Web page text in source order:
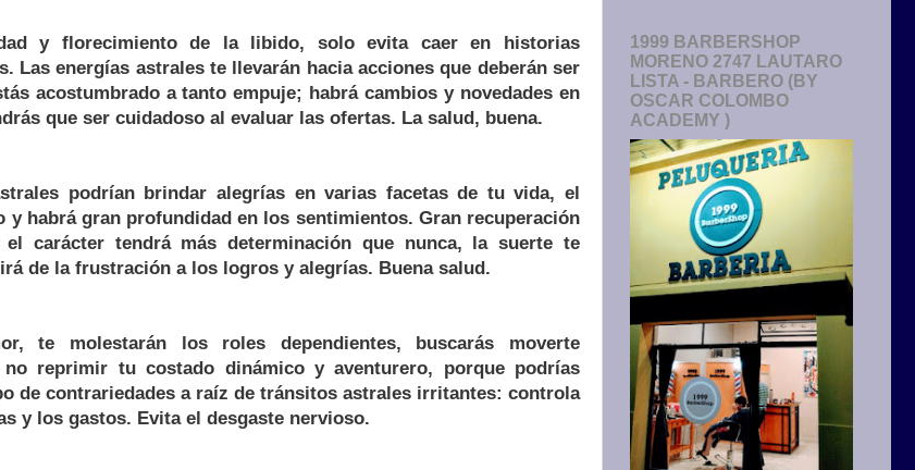
y florecimiento de la libido, solo evita caer en historias
Las energías astrales te llevarán hacia acciones que deberán ser
acostumbrado a tanto empuje; habrá cambios y novedades en
que ser cuidadoso al evaluar las ofertas. La salud, buena.
podrían brindar alegrías en varias facetas de tu vida, el
y habrá gran profundidad en los sentimientos. Gran recuperación
carácter tendrá más determinación que nunca, la suerte te
de la frustración a los logros y alegrías. Buena salud.
te molestarán los roles dependientes, buscarás moverte
no reprimir tu costado dinámico y aventurero, porque podrías
de contrariedades a raíz de tránsitos astrales irritantes: controla
y los gastos. Evita el desgaste nervioso.
1999 BARBERSHOP
MORENO 2747 LAUTARO
LISTA - BARBERO (BY
OSCAR COLOMBO
ACADEMY )